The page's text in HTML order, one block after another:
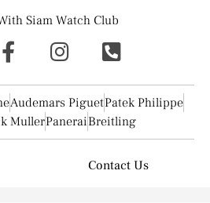
Siam Watch Club
Audemars PiguetPatek Philippe
MullerPaneraiBreitling
Contact Us